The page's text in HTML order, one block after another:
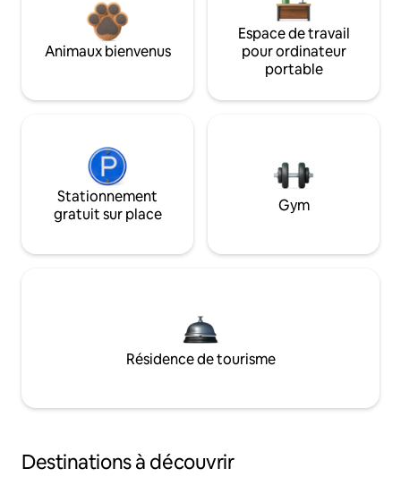
Animaux bienvenus
Espace de travail
pour ordinateur
portable
Stationnement
gratuit sur place
Gym
Résidence de tourisme
Destinations à découvrir